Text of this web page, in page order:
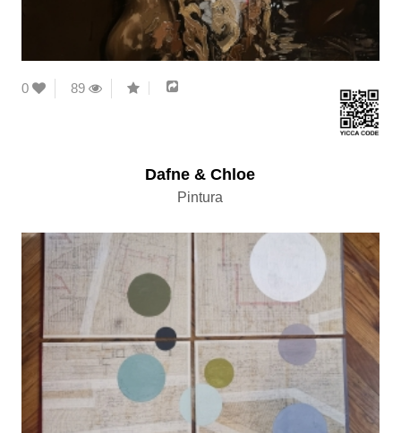
0 89
Dafne & Chloe
Pintura